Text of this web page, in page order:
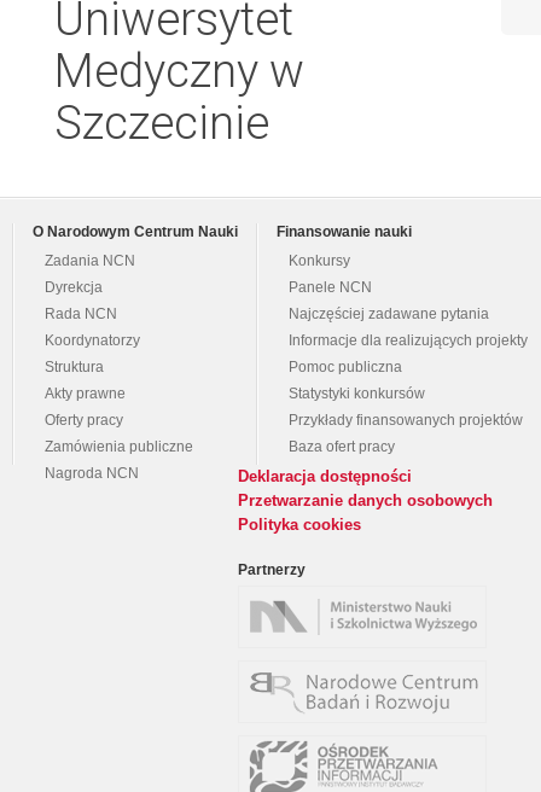
Uniwersytet
Medyczny w
Szczecinie
O Narodowym Centrum Nauki
Zadania NCN
Dyrekcja
Rada NCN
Koordynatorzy
Struktura
Akty prawne
Oferty pracy
Zamówienia publiczne
Nagroda NCN
Finansowanie nauki
Konkursy
Panele NCN
Najczęściej zadawane pytania
Informacje dla realizujących projekty
Pomoc publiczna
Statystyki konkursów
Przykłady finansowanych projektów
Baza ofert pracy
Deklaracja dostępności
Przetwarzanie danych osobowych
Polityka cookies
Partnerzy